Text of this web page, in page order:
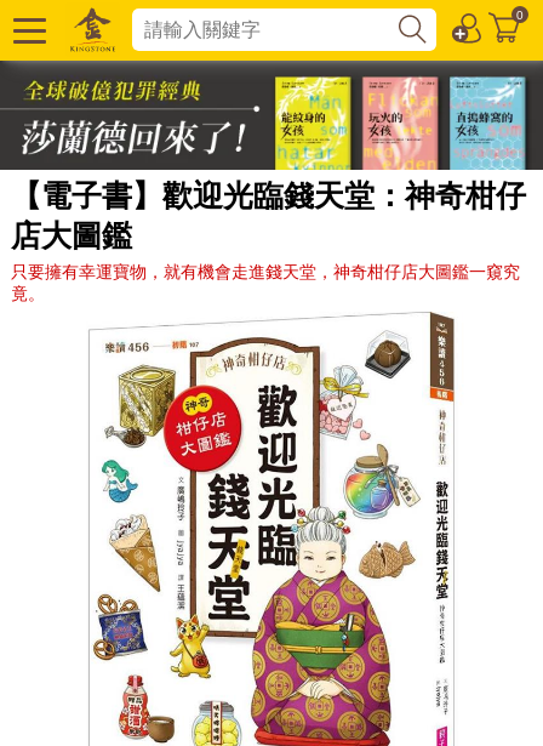
0
【電子書】歡迎光臨錢天堂：神奇柑仔
店大圖鑑
只要擁有幸運寶物，就有機會走進錢天堂，神奇柑仔店大圖鑑一窺究
竟。